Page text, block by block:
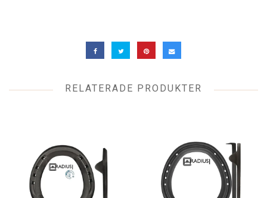
RELATERADE PRODUKTER